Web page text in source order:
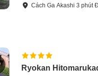
CáchGa Akashi 3 phút
Ryokan